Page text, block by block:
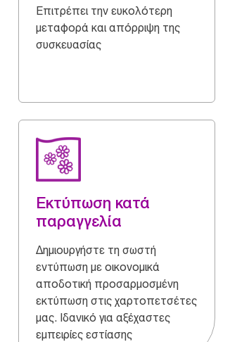
Επιτρέπει την ευκολότερη
μεταφορά και απόρριψη της
συσκευασίας
Εκτύπωση κατά
παραγγελία
Δημιουργήστε τη σωστή
εντύπωση με οικονομικά
αποδοτική προσαρμοσμένη
εκτύπωση στις χαρτοπετσέτες
μας. Ιδανικό για αξέχαστες
εμπειρίες εστίασης